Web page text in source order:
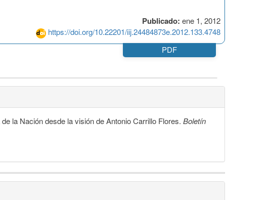
Publicado: ene 1, 2012
https://doi.org/10.22201/iij.24484873e.2012.133.4748
PDF
la Nación desde la visión de Antonio Carrillo Flores. Boletín